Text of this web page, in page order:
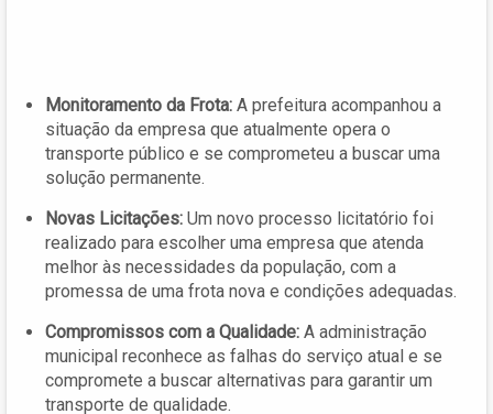
Monitoramento da Frota: A prefeitura acompanhou a
situação da empresa que atualmente opera o
transporte público e se comprometeu a buscar uma
solução permanente.
Novas Licitações: Um novo processo licitatório foi
realizado para escolher uma empresa que atenda
melhor às necessidades da população, com a
promessa de uma frota nova e condições adequadas.
Compromissos com a Qualidade: A administração
municipal reconhece as falhas do serviço atual e se
compromete a buscar alternativas para garantir um
transporte de qualidade.